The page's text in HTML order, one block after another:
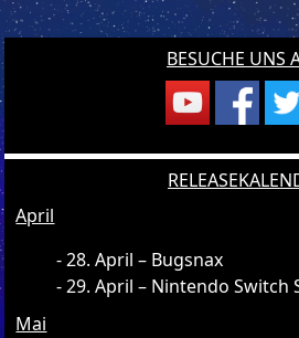
BESUCHE UNS
April
28. April – Bugsnax
29. April – Nintendo Switch
Mai